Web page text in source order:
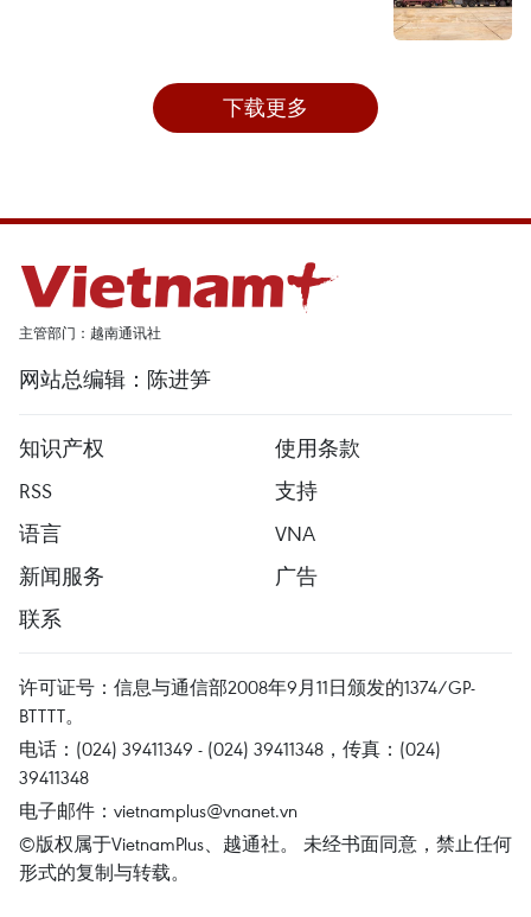
下载更多
主管部门：越南通讯社
网站总编辑：陈进笋
知识产权
使用条款
RSS
支持
语言
VNA
新闻服务
广告
联系
许可证号：信息与通信部2008年9月11日颁发的1374/GP-
BTTTT。
电话：(024) 39411349 - (024) 39411348，传真：(024)
39411348
电子邮件： vietnamplus@vnanet.vn
©版权属于VietnamPlus、越通社。 未经书面同意，禁止任何
形式的复制与转载。